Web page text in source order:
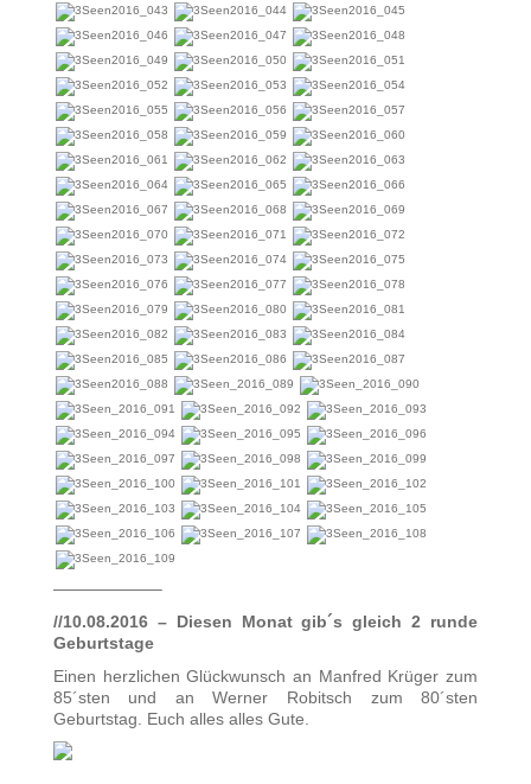
——————–
//10.08.2016 – Diesen Monat gib´s gleich 2 runde
Geburtstage
Einen herzlichen Glückwunsch an Manfred Krüger zum
85´sten und an Werner Robitsch zum 80´sten
Geburtstag. Euch alles alles Gute.